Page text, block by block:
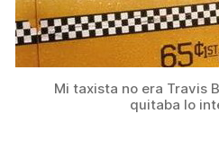
Mi taxista no era Travis
quitaba lo